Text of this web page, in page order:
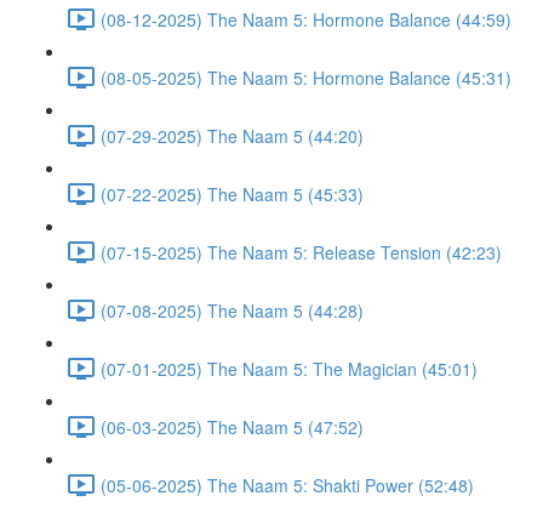
(08-12-2025) The Naam 5: Hormone Balance (44:59)
(08-05-2025) The Naam 5: Hormone Balance (45:31)
(07-29-2025) The Naam 5 (44:20)
(07-22-2025) The Naam 5 (45:33)
(07-15-2025) The Naam 5: Release Tension (42:23)
(07-08-2025) The Naam 5 (44:28)
(07-01-2025) The Naam 5: The Magician (45:01)
(06-03-2025) The Naam 5 (47:52)
(05-06-2025) The Naam 5: Shakti Power (52:48)